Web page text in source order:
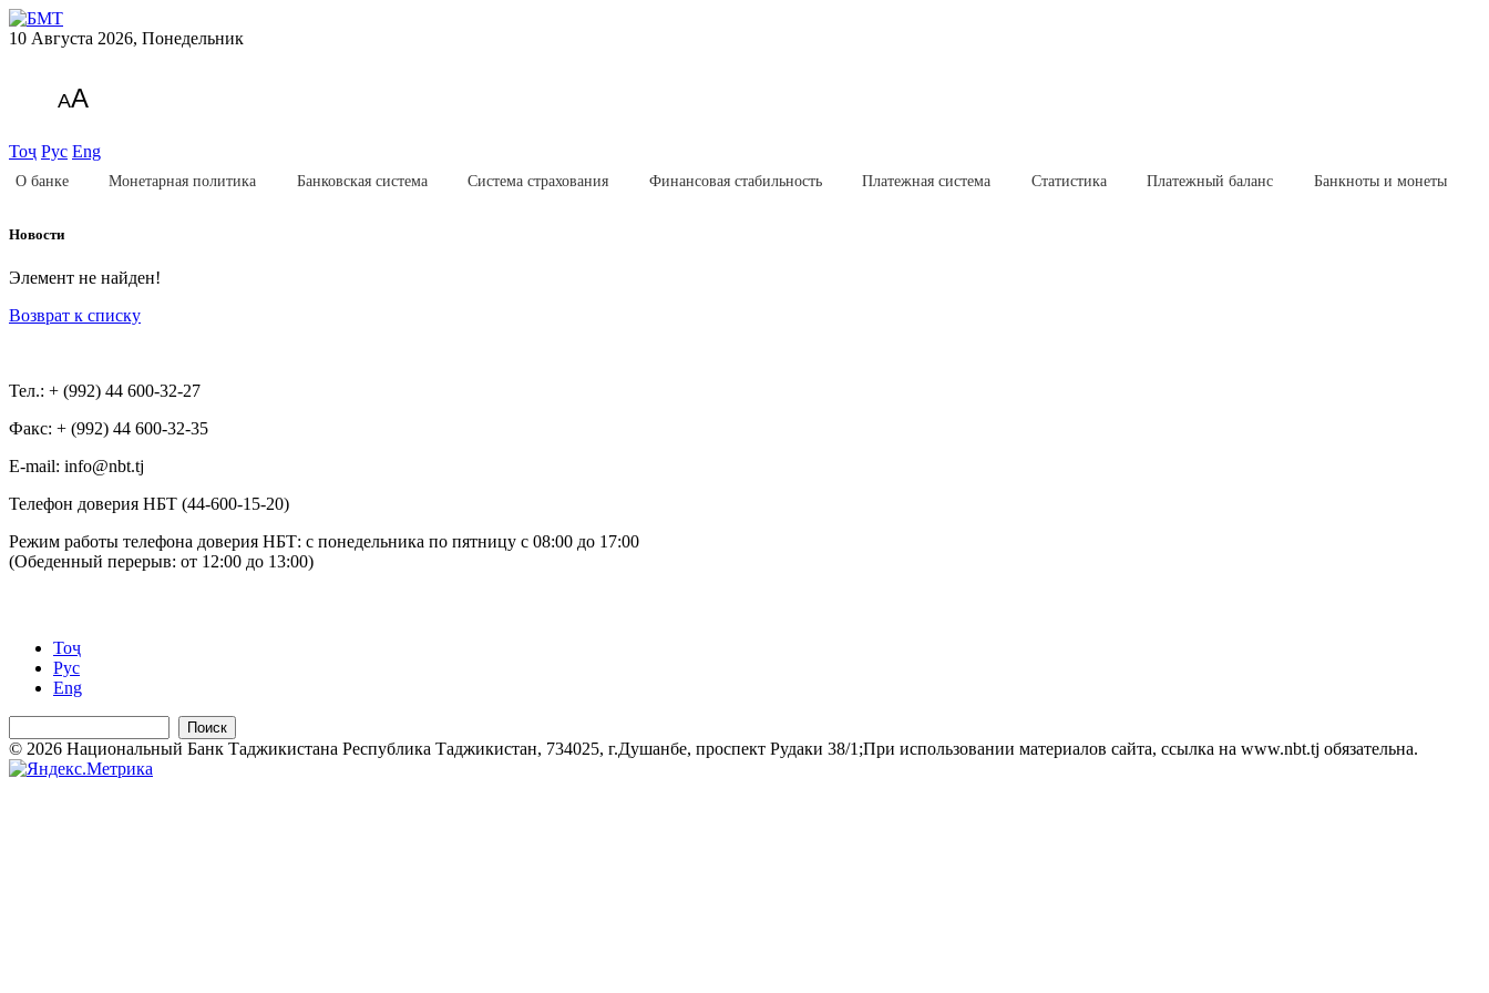
10 Августа 2026, Понедельник
AA
Тоҷ Рус Eng
О банке Монетарная политика Банковская система Система страхования Финансовая стабильность Платежная система Статистика Платежный баланс Банкноты и монеты
Новости
Элемент не найден!
Возврат к списку
Тел.: + (992) 44 600-32-27
Факс: + (992) 44 600-32-35
Е-mail: info@nbt.tj
Телефон доверия НБТ (44-600-15-20)
Режим работы телефона доверия НБТ: с понедельника по пятницу с 08:00 до 17:00
(Обеденный перерыв: от 12:00 до 13:00)
Тоҷ
Рус
Eng
Поиск
© 2026 Национальный Банк Таджикистана Республика Таджикистан, 734025, г.Душанбе, проспект Рудаки 38/1;При использовании материалов сайта, ссылка на www.nbt.tj обязательна.